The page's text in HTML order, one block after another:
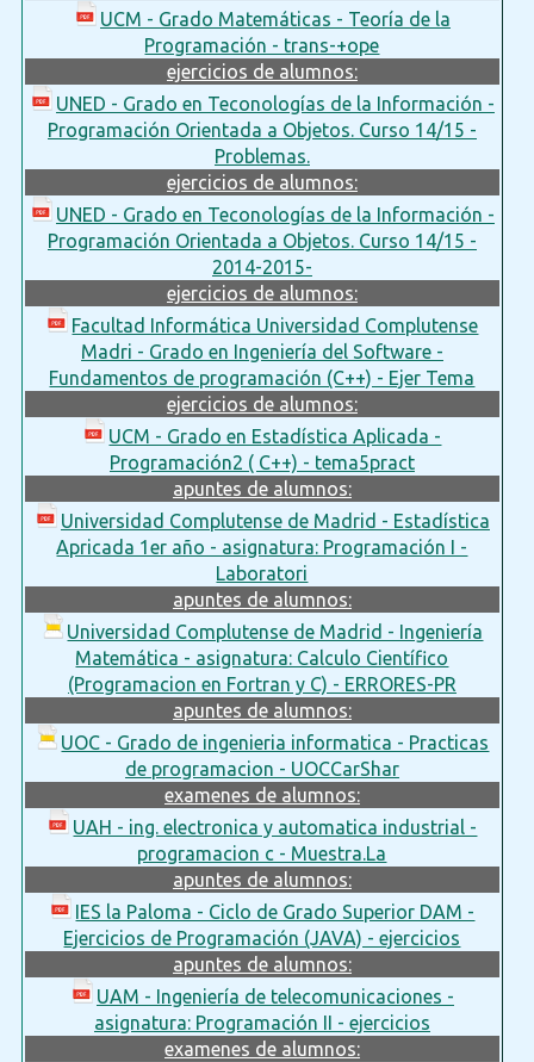
UCM - Grado Matemáticas - Teoría de la
Programación - trans-+ope
ejercicios de alumnos:
UNED - Grado en Teconologías de la Información -
Programación Orientada a Objetos. Curso 14/15 -
Problemas.
ejercicios de alumnos:
UNED - Grado en Teconologías de la Información -
Programación Orientada a Objetos. Curso 14/15 -
2014-2015-
ejercicios de alumnos:
Facultad Informática Universidad Complutense
Madri - Grado en Ingeniería del Software -
Fundamentos de programación (C++) - Ejer Tema
ejercicios de alumnos:
UCM - Grado en Estadística Aplicada -
Programación2 ( C++) - tema5pract
apuntes de alumnos:
Universidad Complutense de Madrid - Estadística
Apricada 1er año - asignatura: Programación I -
Laboratori
apuntes de alumnos:
Universidad Complutense de Madrid - Ingeniería
Matemática - asignatura: Calculo Científico
(Programacion en Fortran y C) - ERRORES-PR
apuntes de alumnos:
UOC - Grado de ingenieria informatica - Practicas
de programacion - UOCCarShar
examenes de alumnos:
UAH - ing. electronica y automatica industrial -
programacion c - Muestra.La
apuntes de alumnos:
IES la Paloma - Ciclo de Grado Superior DAM -
Ejercicios de Programación (JAVA) - ejercicios
apuntes de alumnos:
UAM - Ingeniería de telecomunicaciones -
asignatura: Programación II - ejercicios
examenes de alumnos: